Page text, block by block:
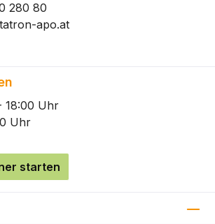
280 80
apo.at
18:00 Uhr
Uhr
starten